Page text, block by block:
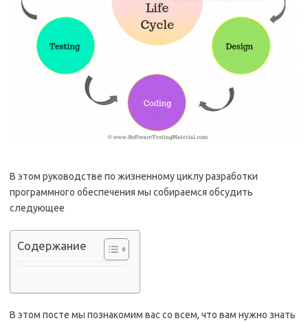
В этом руководстве по жизненному циклу разработки
программного обеспечения мы собираемся обсудить
следующее
Содержание
В этом посте мы познакомим вас со всем, что вам нужно знать